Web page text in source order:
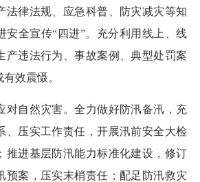
法律法规、应急科普、防灾减灾等知
安全宣传“四进”。充分利用线上、线
产违法行为、事故案例、典型处罚案
效震慑。
自然灾害。全力做好防汛备汛，充
、压实工作责任，开展汛前安全大检
推进基层防汛能力标准化建设，修订
预案，压实末梢责任；配足防汛救灾